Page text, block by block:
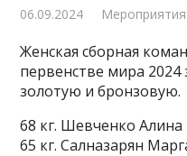
06.09.2024 Мероприятия
Женская сборная
первенстве мира 2024
золотую и бронзовую.
68 кг. Шевченко Алина
65 кг. Салназарян